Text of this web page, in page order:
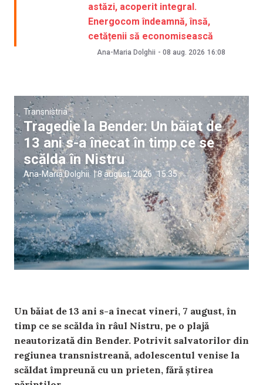
astăzi, acoperit integral.
Energocom îndeamnă, însă,
cetățenii să economisească
Ana-Maria Dolghii - 08 aug. 2026 16:08
Transnistria
Tragedie la Bender: Un băiat de
13 ani s-a înecat în timp ce se
scălda în Nistru
Ana-Maria Dolghii |8 august, 2026 15:35
Un băiat de 13 ani s-a înecat vineri, 7 august, în
timp ce se scălda în râul Nistru, pe o plajă
neautorizată din Bender. Potrivit salvatorilor din
regiunea transnistreană, adolescentul venise la
scăldat împreună cu un prieten, fără știrea